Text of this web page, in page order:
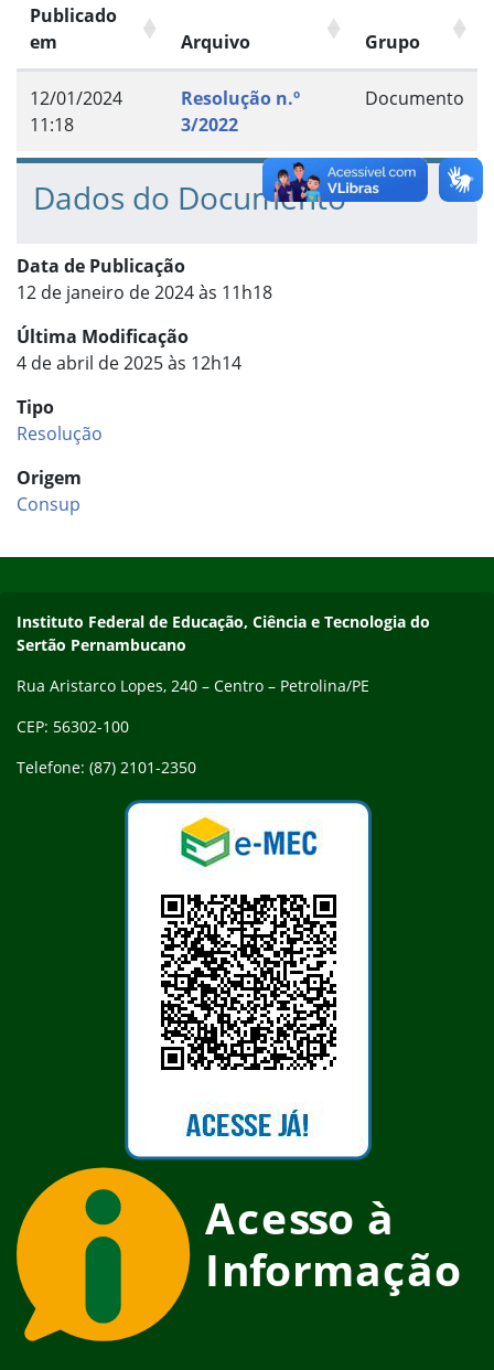
Publicado
em
Arquivo Grupo
12/01/2024
11:18
Resolução n.º
3/2022
Documento
Dados do Documento
Data de Publicação
12 de janeiro de 2024 às 11h18
Última Modificação
4 de abril de 2025 às 12h14
Tipo
Resolução
Origem
Consup
Endereço
Instituto Federal de Educação, Ciência e Tecnologia do
Sertão Pernambucano
Rua Aristarco Lopes, 240 – Centro – Petrolina/PE
CEP: 56302-100
Telefone: (87) 2101-2350